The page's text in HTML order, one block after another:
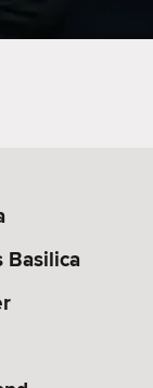
Basilica